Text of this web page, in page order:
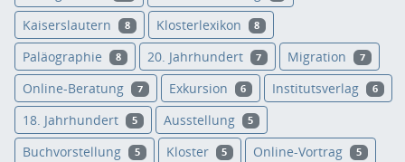
Kaiserslautern 8 Klosterlexikon 8
Paläographie 8 20. Jahrhundert 7 Migration 7
Online-Beratung 7 Exkursion 6 Institutsverlag 6
18. Jahrhundert 5 Ausstellung 5
Buchvorstellung 5 Kloster 5 Online-Vortrag 5